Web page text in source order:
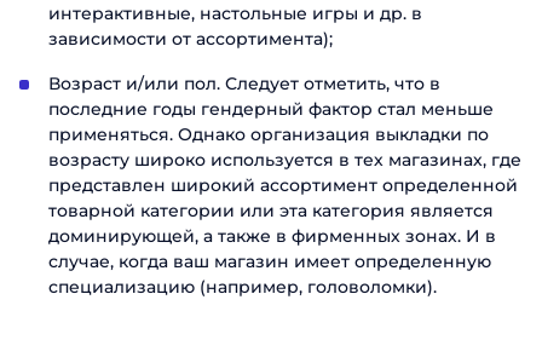
интерактивные, настольные игры и др. в
зависимости от ассортимента);
Возраст и/или пол. Следует отметить, что в
последние годы гендерный фактор стал меньше
применяться. Однако организация выкладки по
возрасту широко используется в тех магазинах, где
представлен широкий ассортимент определенной
товарной категории или эта категория является
доминирующей, а также в фирменных зонах. И в
случае, когда ваш магазин имеет определенную
специализацию (например, головоломки).
Заказать
Заполните форму, чтобы узнать